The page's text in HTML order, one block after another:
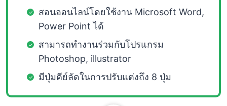
สอนออนไลน์โดยใช้งาน Microsoft Word,
Power Point ได้
สามารถทำงานร่วมกับโปรแกรม
Photoshop, illustrator
มีปุ่มคีย์ลัดในการปรับแต่งถึง 8 ปุ่ม